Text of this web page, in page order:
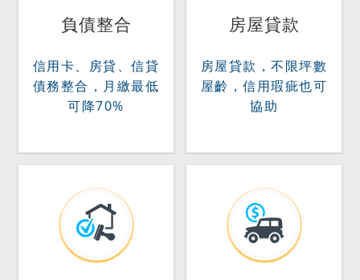
負債整合
信用卡、房貸、信貸
債務整合，月繳最低
可降70%
房屋貸款
房屋貸款，不限坪數
屋齡，信用瑕疵也可
協助